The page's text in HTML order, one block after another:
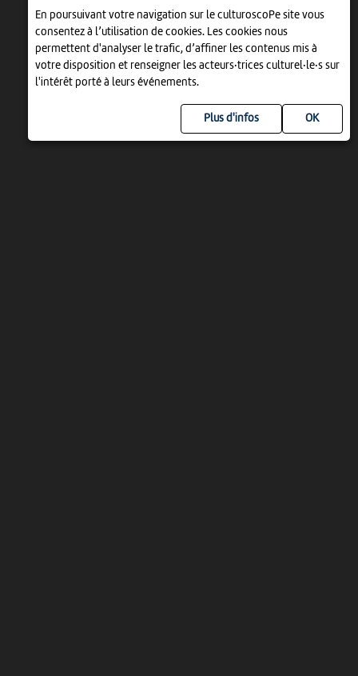
En poursuivant votre navigation sur le culturoscoPe site vous
consentez à l’utilisation de cookies. Les cookies nous
permettent d'analyser le trafic, d’affiner les contenus mis à
votre disposition et renseigner les acteurs·trices culturel·le·s sur
l'intérêt porté à leurs événements.
Plus d'infos